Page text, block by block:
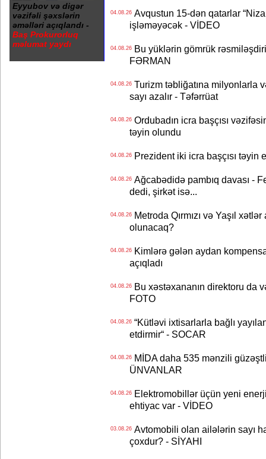
Eyyubov və digər
vəzifəli şəxslərin
əməlləri açıqlandı -
Baş Prokurorluq
məlumat yaydı
04.08.26Avqustun 15-dən qatarlar
işləməyəcək - VİDEO
04.08.26Bu yüklərin gömrük
FƏRMAN
04.08.26Turizm təbliğatına milyonlarla
sayı azalır - Təfərrüat
04.08.26Ordubadın icra başçısı
təyin olundu
04.08.26Prezident iki icra başçısı təyin
04.08.26Ağcabədidə pambıq davası -
dedi, şirkət isə...
04.08.26Metroda Qırmızı və Yaşıl
olunacaq?
04.08.26Kimlərə gələn aydan
açıqladı
04.08.26Bu xəstəxananın direktoru da
FOTO
04.08.26“Kütləvi ixtisarlarla bağlı
etdirmir“ - SOCAR
04.08.26MİDA daha 535 mənzili güzəştli
ÜNVANLAR
04.08.26Elektromobillər üçün yeni
ehtiyac var - VİDEO
03.08.26Avtomobili olan ailələrin sayı
çoxdur? - SİYAHI